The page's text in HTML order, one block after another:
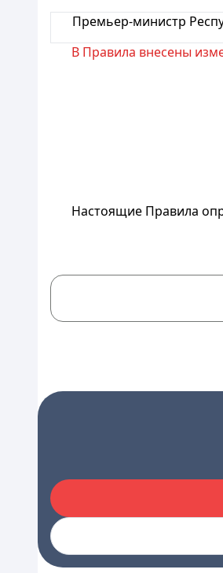
Премьер-министр
В Правила внесены
Настоящие Правила